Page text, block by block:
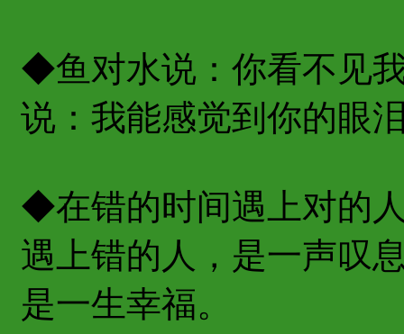
◆鱼对水说：你看不见
说：我能感觉到你的眼
◆在错的时间遇上对的
遇上错的人，是一声叹
是一生幸福。